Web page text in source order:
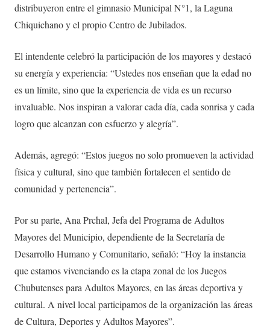
distribuyeron entre el gimnasio Municipal N°1, la Laguna
Chiquichano y el propio Centro de Jubilados.
El intendente celebró la participación de los mayores y destacó
su energía y experiencia: “Ustedes nos enseñan que la edad no
es un límite, sino que la experiencia de vida es un recurso
invaluable. Nos inspiran a valorar cada día, cada sonrisa y cada
logro que alcanzan con esfuerzo y alegría”.
Además, agregó: “Estos juegos no solo promueven la actividad
física y cultural, sino que también fortalecen el sentido de
comunidad y pertenencia”.
Por su parte, Ana Prchal, Jefa del Programa de Adultos
Mayores del Municipio, dependiente de la Secretaría de
Desarrollo Humano y Comunitario, señaló: “Hoy la instancia
que estamos vivenciando es la etapa zonal de los Juegos
Chubutenses para Adultos Mayores, en las áreas deportiva y
cultural. A nivel local participamos de la organización las áreas
de Cultura, Deportes y Adultos Mayores”.